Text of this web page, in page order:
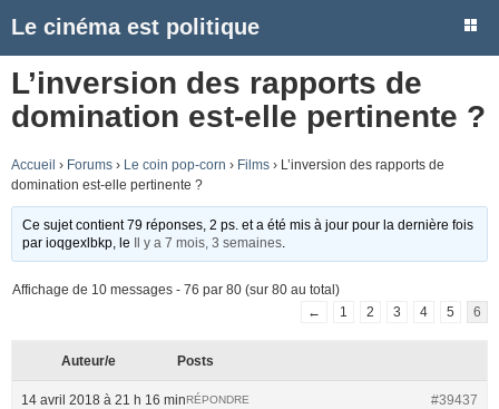
Le cinéma est politique
L’inversion des rapports de
domination est-elle pertinente ?
Accueil › Forums › Le coin pop-corn › Films › L’inversion des rapports de
domination est-elle pertinente ?
Ce sujet contient 79 réponses, 2 ps. et a été mis à jour pour la dernière fois
parioqgexlbkp , le Il y a 7 mois, 3 semaines
Affichage de 10 messages - 76 par 80 (sur 80 au total)
←
1 2 3 4 5 6
Auteur/e Posts
14 avril 2018 à 21 h 16 min #39437
RÉPONDRE